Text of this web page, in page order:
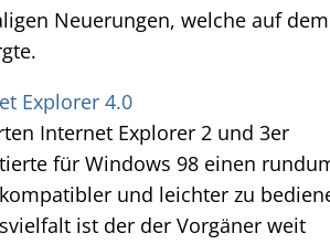
Neuerungen, welche auf dem
Explorer 4.0
Internet Explorer 2 und 3er
für Windows 98 einen
und leichter zu
ist der der Vorgäner weit